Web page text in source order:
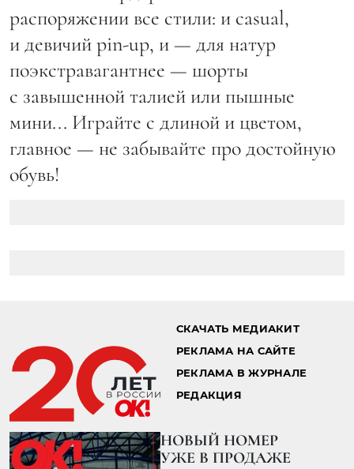
распоряжении все стили: и casual,
и девичий pin-up, и — для натур
поэкстравагантнее — шорты
с завышенной талией или пышные
мини... Играйте с длиной и цветом,
главное — не забывайте про достойную
обувь!
СКАЧАТЬ МЕДИАКИТ
РЕКЛАМА НА САЙТЕ
РЕКЛАМА В ЖУРНАЛЕ
РЕДАКЦИЯ
НОВЫЙ НОМЕР
УЖЕ В ПРОДАЖЕ